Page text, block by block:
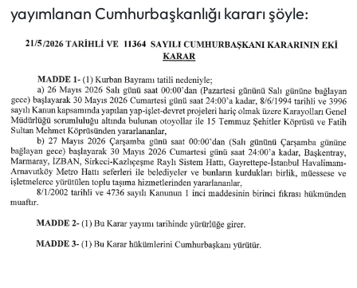
yayımlanan Cumhurbaşkanlığı kararı şöyle: